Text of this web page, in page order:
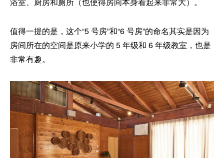
值得一提的是，这个“5 号房”和“6 号房”的命名其实是因为
房间所在的空间是原来小学的 5 年级和 6 年级教室，也是
非常有趣。